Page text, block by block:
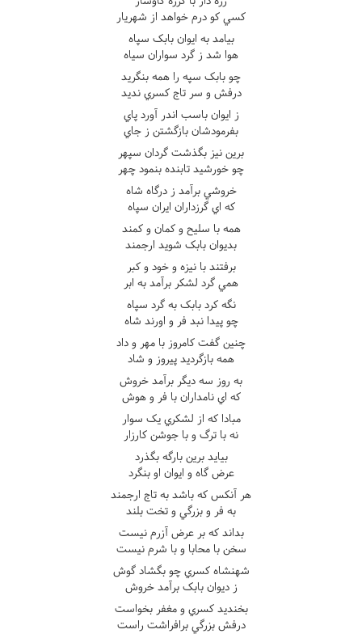
کسي کو درم خواهد از شهريار
بيامد به ايوان بابک سپاه
هوا شد ز گرد سواران سياه
چو بابک سپه را همه بنگريد
درفش و سر تاج کسري نديد
ز ايوان باسب اندر آورد پاي
بفرمودشان بازگشتن ز جاي
برين نيز بگذشت گردان سپهر
چو خورشيد تابنده بنمود چهر
خروشي برآمد ز درگاه شاه
که اي گرزداران ايران سپاه
همه با سليح و کمان و کمند
بديوان بابک شويد ارجمند
برفتند با نيزه و خود و کبر
همي گرد لشکر برآمد به ابر
نگه کرد بابک به گرد سپاه
چو پيدا نبد فر و اورند شاه
چنين گفت کامروز با مهر و داد
همه بازگرديد پيروز و شاد
به روز سه ديگر برآمد خروش
که اي نامداران با فر و هوش
مبادا که از لشکري يک سوار
نه با ترگ و با جوشن کارزار
بيايد برين بارگه بگذرد
عرض گاه و ايوان او بنگرد
هر آنکس که باشد به تاج ارجمند
به فر و بزرگي و تخت بلند
بداند که بر عرض آزرم نيست
سخن با محابا و با شرم نيست
شهنشاه کسري چو بگشاد گوش
ز ديوان بابک برآمد خروش
بخنديد کسري و مغفر بخواست
درفش بزرگي برافراشت راست